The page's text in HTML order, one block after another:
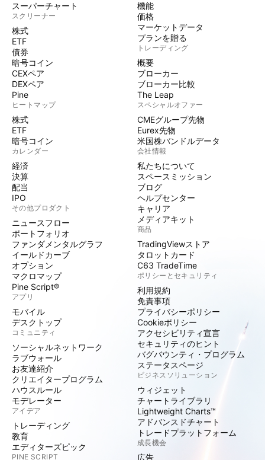
スーパーチャート
スクリーナー
株式
ETF
債券
暗号コイン
CEXペア
DEXペア
Pine
ヒートマップ
株式
ETF
暗号コイン
カレンダー
経済
決算
配当
IPO
その他プロダクト
ニュースフロー
ポートフォリオ
ファンダメンタルグラフ
イールドカーブ
オプション
マクロマップ
Pine Script®
アプリ
モバイル
デスクトップ
コミュニティ
ソーシャルネットワーク
ラブウォール
お友達紹介
クリエイタープログラム
ハウスルール
モデレーター
アイデア
トレーディング
教育
エディターズピック
PINE SCRIPT
機能
価格
マーケットデータ
プランを贈る
トレーディング
概要
ブローカー
ブローカー比較
The Leap
スペシャルオファー
CMEグループ先物
Eurex先物
米国株バンドルデータ
会社情報
私たちについて
スペースミッション
ブログ
ヘルプセンター
キャリア
メディアキット
商品
TradingViewストア
タロットカード
C63 TradeTime
ポリシーとセキュリティ
利用規約
免責事項
プライバシーポリシー
Cookieポリシー
アクセシビリティ宣言
セキュリティのヒント
バグバウンティ・プログラム
ステータスページ
ビジネスソリューション
ウィジェット
チャートライブラリ
Lightweight Charts™
アドバンスドチャート
トレードプラットフォーム
成長機会
広告